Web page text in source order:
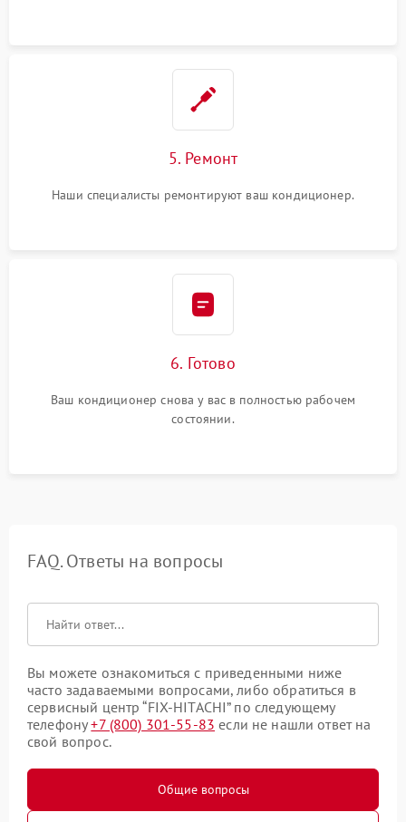
5. Ремонт
Наши специалисты ремонтируют ваш кондиционер.
6. Готово
Ваш кондиционер снова у вас в полностью рабочем
состоянии.
FAQ. Ответы на вопросы
Вы можете ознакомиться с приведенными ниже
часто задаваемыми вопросами, либо обратиться в
сервисный центр “FIX-HITACHI” по следующему
телефону+7 (800) 301-55-83 если не нашли ответ на
свой вопрос.
Общие вопросы